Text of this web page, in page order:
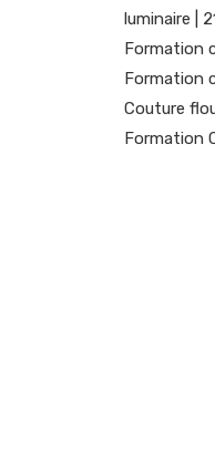
luminaire |
Formation
Formation
Couture
Formation